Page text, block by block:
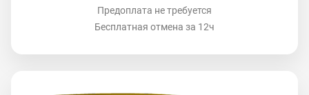
Предоплата не требуется
Бесплатная отмена за 12ч